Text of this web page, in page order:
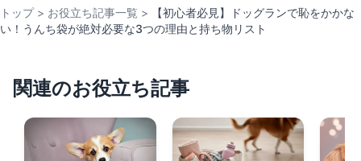
トップ > お役立ち記事一覧 >
【初心者必見】ドッグランで恥をかかな
い！うんち袋が絶対必要な3つの理由と持ち物リスト
関連のお役立ち記事